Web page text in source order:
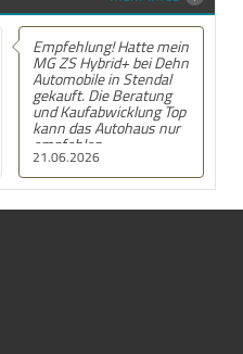
21.06.2026
Empfehlung! Hatte mein
MG ZS Hybrid+ bei Dehn
Automobile in Stendal
gekauft. Die Beratung
und Kaufabwicklung Top
kann das Autohaus nur
empfehlen .